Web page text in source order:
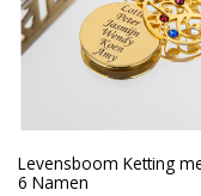
Levensboom Ketting
6 Namen